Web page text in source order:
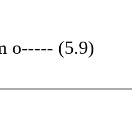
o----- (5.9)